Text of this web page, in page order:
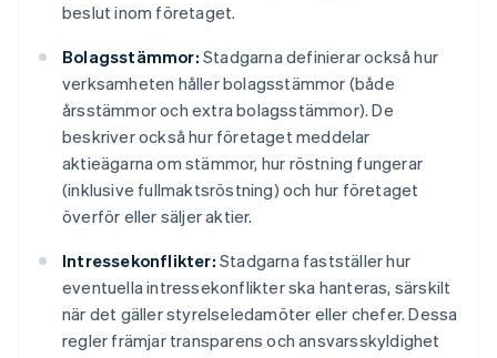
beslut inom företaget.
Bolagsstämmor: Stadgarna definierar också hur
verksamheten håller bolagsstämmor (både
årsstämmor och extra bolagsstämmor). De
beskriver också hur företaget meddelar
aktieägarna om stämmor, hur röstning fungerar
(inklusive fullmaktsröstning) och hur företaget
överför eller säljer aktier.
Intressekonflikter: Stadgarna fastställer hur
eventuella intressekonflikter ska hanteras, särskilt
när det gäller styrelseledamöter eller chefer. Dessa
regler främjar transparens och ansvarsskyldighet